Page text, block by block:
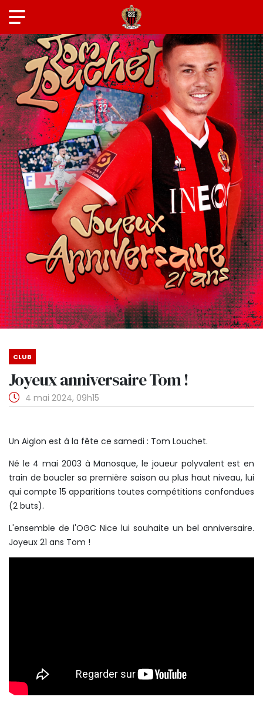
CLUB
Joyeux anniversaire Tom !
4 mai 2024, 09h15
Un Aiglon est à la fête ce samedi : Tom Louchet.
Né le 4 mai 2003 à Manosque, le joueur polyvalent est en
train de boucler sa première saison au plus haut niveau, lui
qui compte 15 apparitions toutes compétitions confondues
(2 buts).
L'ensemble de l'OGC Nice lui souhaite un bel anniversaire.
Joyeux 21 ans Tom !